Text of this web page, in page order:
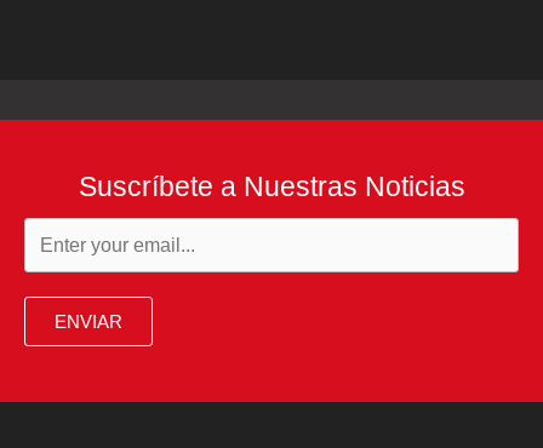
Suscríbete a Nuestras Noticias
ENVIAR